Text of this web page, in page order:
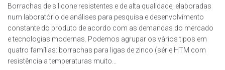
Borrachas de silicone resistentes e de alta qualidade, elaboradas
num laboratório de análises para pesquisa e desenvolvimento
constante do produto de acordo com as demandas do mercado
e tecnologias modernas. Podemos agrupar os vários tipos em
quatro famílias: borrachas para ligas de zinco (série HTM com
resistência a temperaturas muito...